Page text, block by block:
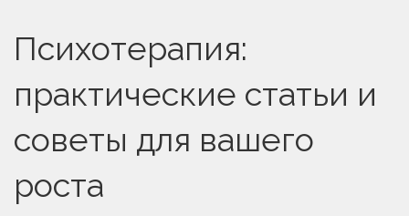
Психотерапия:
практические статьи и
советы для вашего
роста